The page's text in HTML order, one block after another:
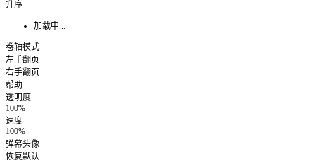
升序
加载中...
卷轴模式
左手翻页
右手翻页
帮助
透明度
100%
速度
100%
弹幕头像
恢复默认